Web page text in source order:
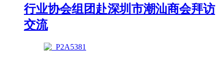
行业协会组团赴深圳市潮汕商会拜访
交流